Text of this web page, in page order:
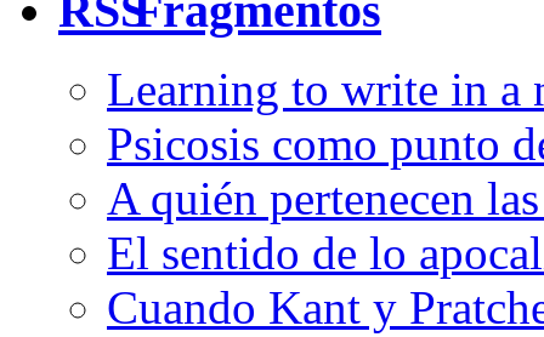
Learning to write in a
Psicosis como punto
A quién pertenecen
El sentido de lo
Cuando Kant y